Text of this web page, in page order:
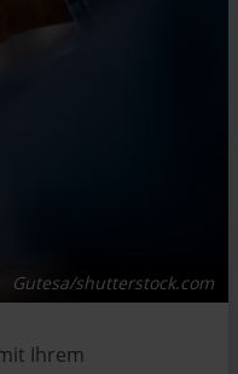
Gutesa/shutterstock.com
Ihrem